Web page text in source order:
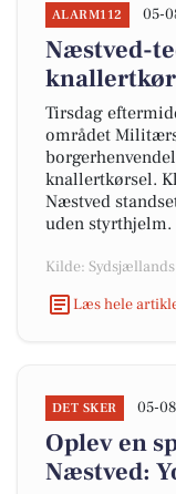
ALARM112 05-
Næstved-
Tirsdag
området
knallertkørsel.
Næstved
uden styrthjelm.
Kilde:
Læs hele
DET SKER 05-
Oplev en
Næstved: